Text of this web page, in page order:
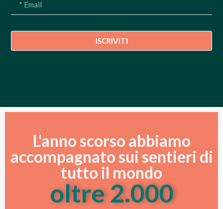
ISCRIVITI
L'anno scorso abbiamo
accompagnato sui sentieri di
tutto il mondo
oltre 2.000